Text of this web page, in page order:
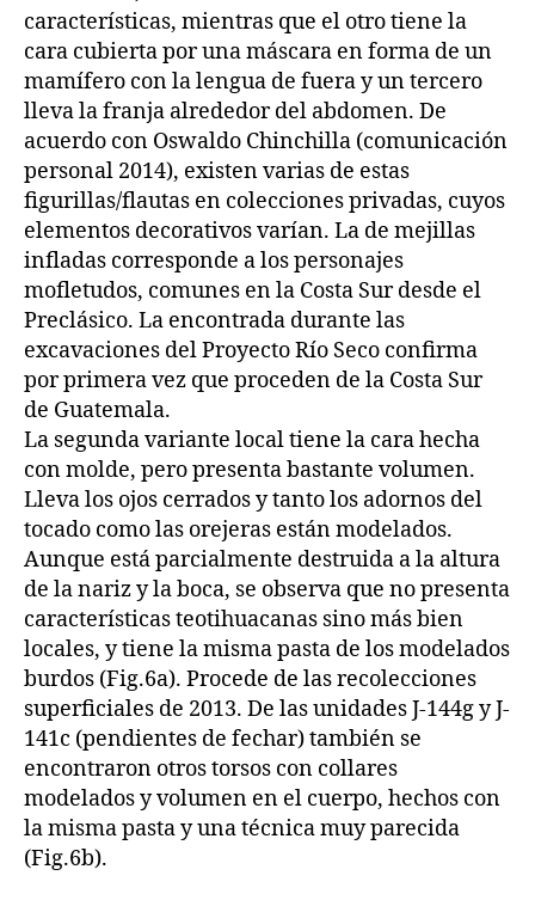
características, mientras que el otro tiene la
cara cubierta por una máscara en forma de un
mamífero con la lengua de fuera y un tercero
lleva la franja alrededor del abdomen. De
acuerdo con Oswaldo Chinchilla (comunicación
personal 2014), existen varias de estas
figurillas/flautas en colecciones privadas, cuyos
elementos decorativos varían. La de mejillas
infladas corresponde a los personajes
mofletudos, comunes en la Costa Sur desde el
Preclásico. La encontrada durante las
excavaciones del Proyecto Río Seco confirma
por primera vez que proceden de la Costa Sur
de Guatemala.
La segunda variante local tiene la cara hecha
con molde, pero presenta bastante volumen.
Lleva los ojos cerrados y tanto los adornos del
tocado como las orejeras están modelados.
Aunque está parcialmente destruida a la altura
de la nariz y la boca, se observa que no presenta
características teotihuacanas sino más bien
locales, y tiene la misma pasta de los modelados
burdos (Fig.6a). Procede de las recolecciones
superficiales de 2013. De las unidades J-144g y J-
141c (pendientes de fechar) también se
encontraron otros torsos con collares
modelados y volumen en el cuerpo, hechos con
la misma pasta y una técnica muy parecida
(Fig.6b).